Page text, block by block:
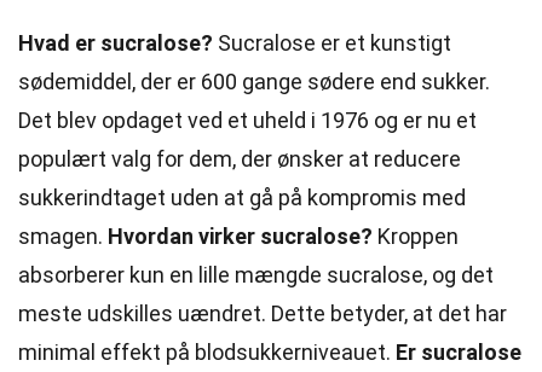
Hvad er sucralose? Sucralose er et kunstigt
sødemiddel, der er 600 gange sødere end sukker.
Det blev opdaget ved et uheld i 1976 og er nu et
populært valg for dem, der ønsker at reducere
sukkerindtaget uden at gå på kompromis med
smagen. Hvordan virker sucralose? Kroppen
absorberer kun en lille mængde sucralose, og det
meste udskilles uændret. Dette betyder, at det har
minimal effekt på blodsukkerniveauet. Er sucralose